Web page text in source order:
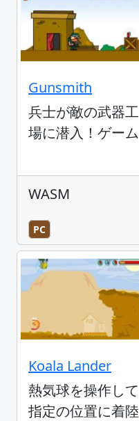
Gunsmith
兵士が敵の武器工
場に潜入！ゲーム
WASM
PC
Koala Lander
熱気球を操作して
指定の位置に着陸